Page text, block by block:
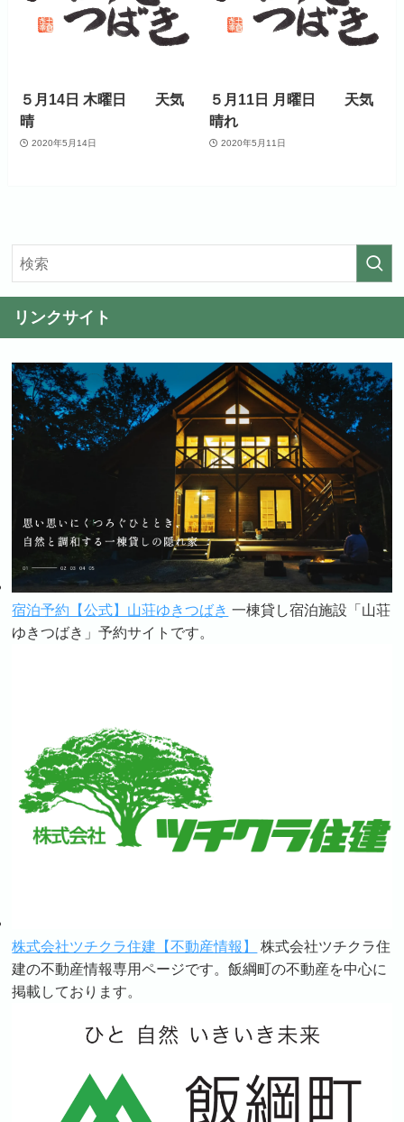
５月14日 木曜日 天気
晴
2020年5月14日
５月11日 月曜日 天気
晴れ
2020年5月11日
リンクサイト
宿泊予約【公式】山荘ゆきつばき 一棟貸し宿泊施設「山荘
ゆきつばき」予約サイトです。
株式会社ツチクラ住建【不動産情報】
株式会社ツチクラ住
建の不動産情報専用ページです。飯綱町の不動産を中心に
掲載しております。